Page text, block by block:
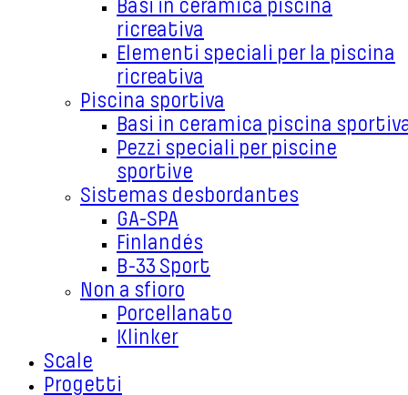
Basi in ceramica piscina
ricreativa
Elementi speciali per la piscina
ricreativa
Piscina sportiva
Basi in ceramica piscina
Pezzi speciali per piscine
sportive
Sistemas desbordantes
GA-SPA
Finlandés
B-33 Sport
Non a sfioro
Porcellanato
Klinker
Scale
Progetti